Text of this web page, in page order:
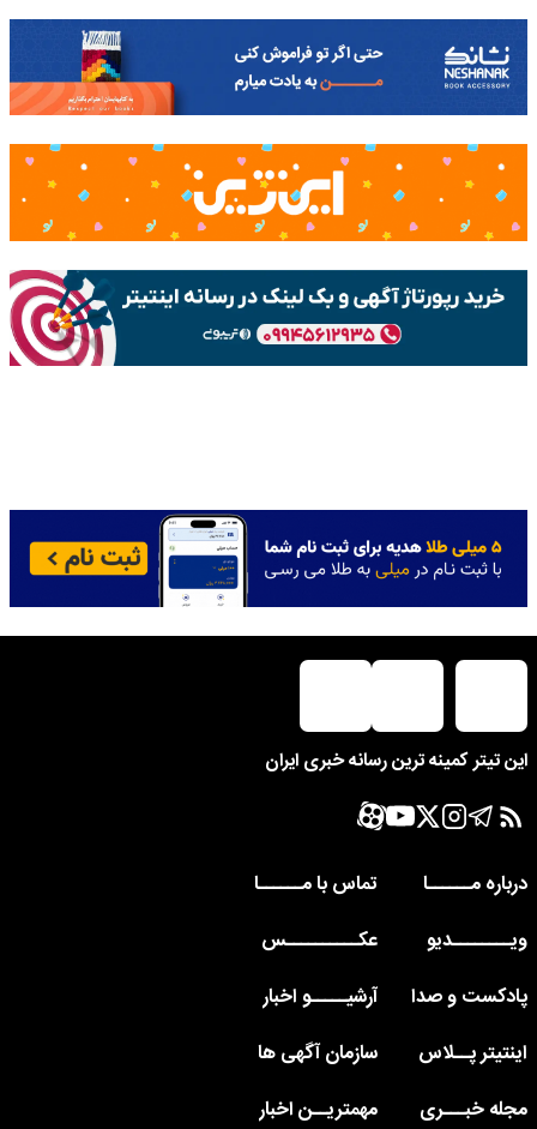
این تیتر کمینه ترین رسانه خبری ایران
درباره مــــــا
تماس با مــــــا
ویــــــــدیو
عکــــــــــس
پادکست و صدا
آرشیـــــو اخبار
اینتیتر پــلاس
سازمان آگهی ها
مجله خبـــری
مهمتریــن اخبار